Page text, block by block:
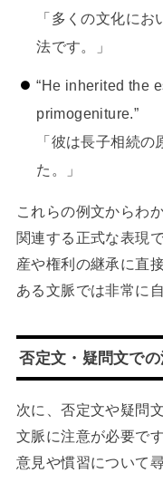
「多くの文化に
法です。」
“He inherited the
primogeniture.”
「彼は長子相続
た。」
これらの例文からわ
関連する正式な表現
産や権利の継承に直
ある文脈では非常に
否定文・疑問文で
次に、否定文や疑問
文脈に注意が必要で
意見や慣習について